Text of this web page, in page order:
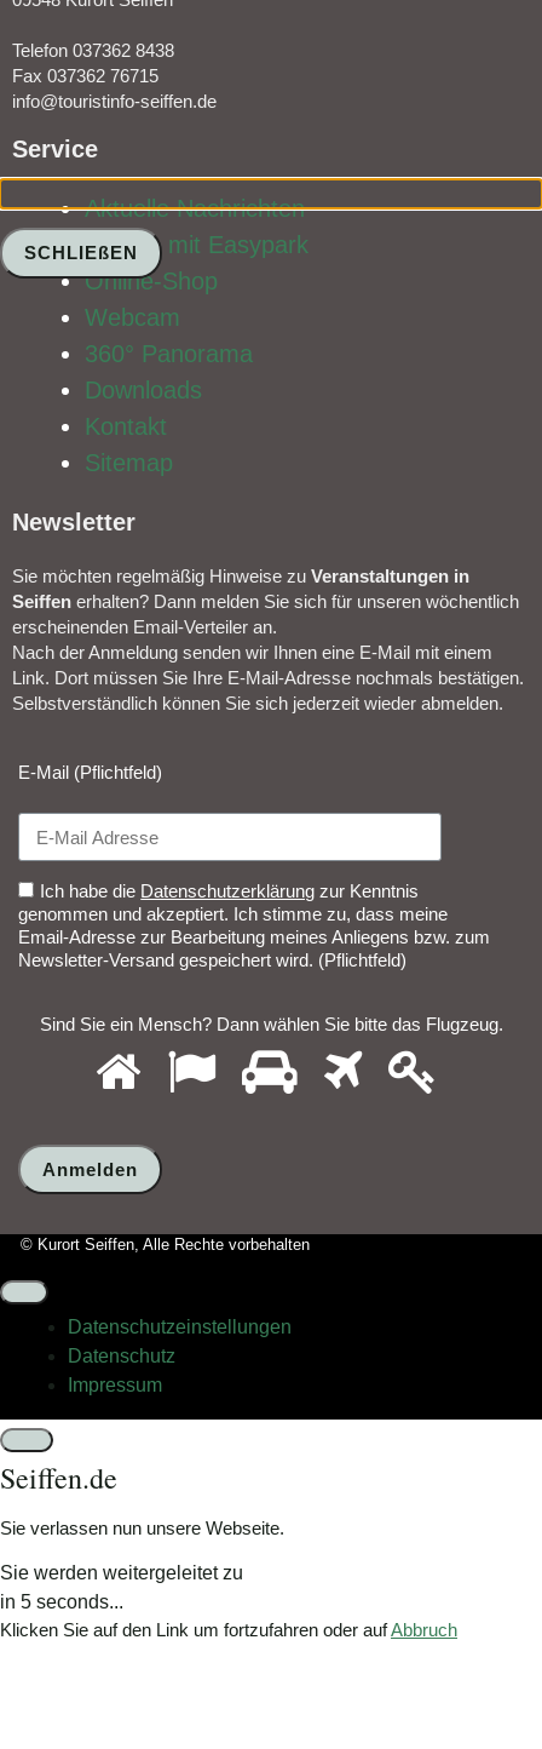
Telefon 037362 8438
Fax 037362 76715
info@touristinfo-seiffen.de
Service​
Aktuelle Nachrichten
Parken mit Easypark
Online-Shop
Webcam
360° Panorama
Downloads
Kontakt
Sitemap
Newsletter​
Sie möchten regelmäßig Hinweise zu Veranstal­tungen in
Seiffen erhalten? Dann melden Sie sich für unseren wöchentlich
erscheinenden Email-Verteiler an.
Nach der Anmeldung senden wir Ihnen eine E-Mail mit einem
Link. Dort müssen Sie Ihre E-Mail-Adresse nochmals bestätigen.
Selbstverständlich können Sie sich jederzeit wieder abmelden.​
E-Mail (Pflichtfeld)
Ich habe die Datenschutzerklärung zur Kenntnis
genommen und akzeptiert. Ich stimme zu, dass meine
Email-Adresse zur Bearbeitung meines Anliegens bzw. zum
Newsletter-Versand gespeichert wird. (Pflichtfeld)
Sind Sie ein Mensch? Dann wählen Sie bitte das Flugzeug.
Sie
Dann
wählen
Sie
das
1 3 4 5
© Kurort Seiffen, Alle Rechte vorbehalten
Datenschutz­einstellungen
Datenschutz
Impressum
Schließen
Seiffen.de
Sie verlassen nun unsere Webseite.
Sie werden weitergeleitet zu
in 5 seconds...
Klicken Sie auf den Link um fortzufahren oder aufAbbruch
SCHLIEßEN